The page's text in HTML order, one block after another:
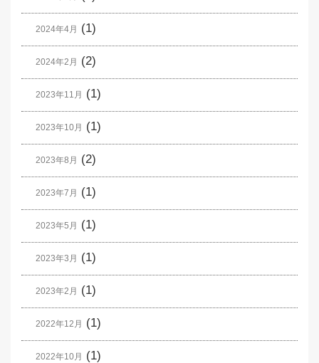
2024年4月 (1)
2024年2月 (2)
2023年11月 (1)
2023年10月 (1)
2023年8月 (2)
2023年7月 (1)
2023年5月 (1)
2023年3月 (1)
2023年2月 (1)
2022年12月 (1)
2022年10月 (1)